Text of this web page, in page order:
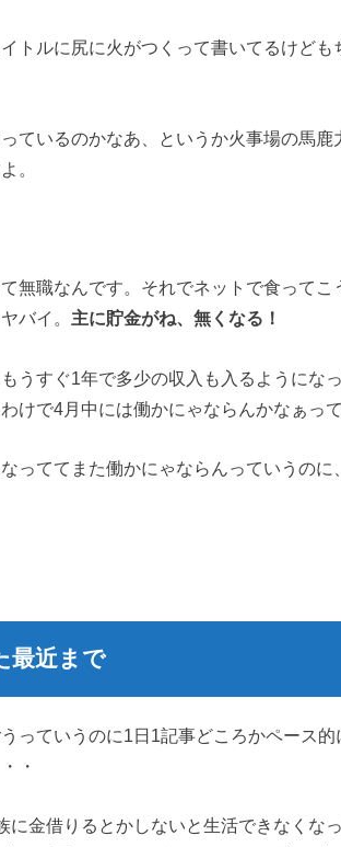
トルに尻に火がつくって書いてるけど
ているのかなあ、というか火事場の馬
。
無職なんです。それでネットで食って
バイ。 主に貯金がね、無くなる！
うすぐ1年で多少の収入も入るようにな
で4月中には働かにゃならんかなぁって
っててまた働かにゃならんっていうの
最近まで
っていうのに1日1記事どころかペース的
・
に金借りるとかしないと生活できなくな